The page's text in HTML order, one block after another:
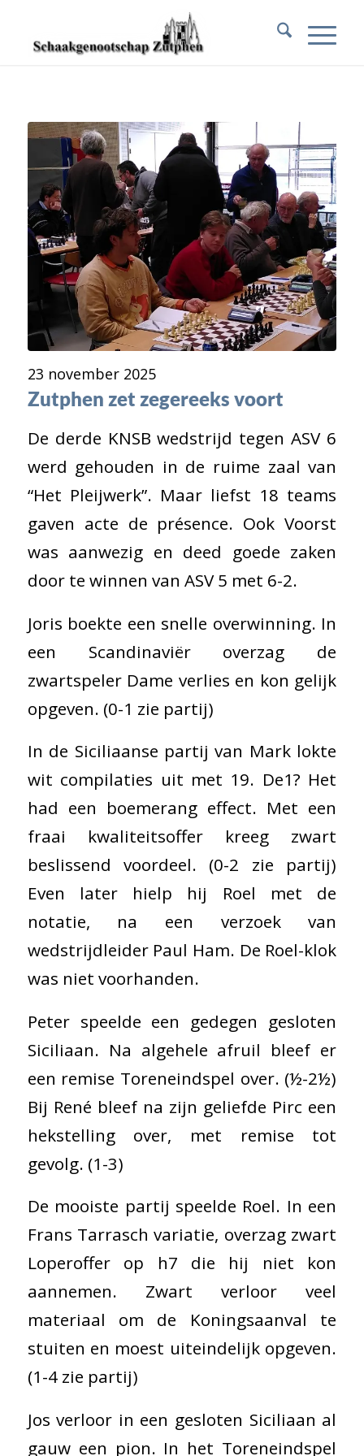
23 november 2025
Zutphen zet zegereeks voort
De derde KNSB wedstrijd tegen ASV 6
werd gehouden in de ruime zaal van
“Het Pleijwerk”. Maar liefst 18 teams
gaven acte de présence. Ook Voorst
was aanwezig en deed goede zaken
door te winnen van ASV 5 met 6-2.
Joris boekte een snelle overwinning. In
een Scandinaviër overzag de
zwartspeler Dame verlies en kon gelijk
opgeven. (0-1 zie partij)
In de Siciliaanse partij van Mark lokte
wit compilaties uit met 19. De1? Het
had een boemerang effect. Met een
fraai kwaliteitsoffer kreeg zwart
beslissend voordeel. (0-2 zie partij)
Even later hielp hij Roel met de
notatie, na een verzoek van
wedstrijdleider Paul Ham. De Roel-klok
was niet voorhanden.
Peter speelde een gedegen gesloten
Siciliaan. Na algehele afruil bleef er
een remise Toreneindspel over. (½-2½)
Bij René bleef na zijn geliefde Pirc een
hekstelling over, met remise tot
gevolg. (1-3)
De mooiste partij speelde Roel. In een
Frans Tarrasch variatie, overzag zwart
Loperoffer op h7 die hij niet kon
aannemen. Zwart verloor veel
materiaal om de Koningsaanval te
stuiten en moest uiteindelijk opgeven.
(1-4 zie partij)
Jos verloor in een gesloten Siciliaan al
gauw een pion. In het Toreneindspel